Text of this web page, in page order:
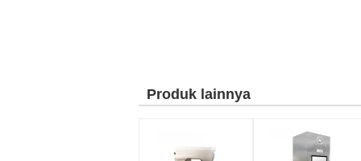
Produk lainnya